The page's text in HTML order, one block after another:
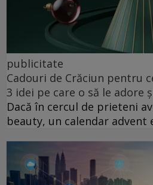
publicitate
Cadouri de Crăciun pentru
3 idei pe care o să le adore
Dacă în cercul de prieteni
beauty, un calendar advent